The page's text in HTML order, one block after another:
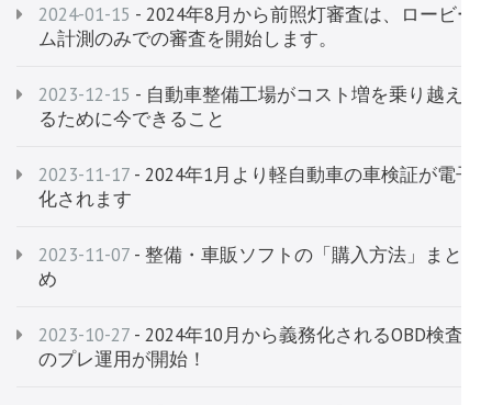
2023-10-27 - 2024年10月から義務化されるOBD検査
のプレ運用が開始！
2023-11-07 - 整備・車販ソフトの「購入方法」まと
め
2023-11-17 - 2024年1月より軽自動車の車検証が電子
化されます
2023-12-15 - 自動車整備工場がコスト増を乗り越え
るために今できること
2024-01-15 - 2024年8月から前照灯審査は、ロービー
ム計測のみでの審査を開始します。